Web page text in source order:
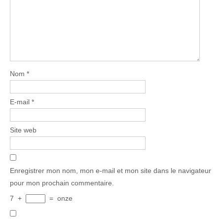
Nom *
E-mail *
Site web
Enregistrer mon nom, mon e-mail et mon site dans le navigateur
pour mon prochain commentaire.
7 + = onze